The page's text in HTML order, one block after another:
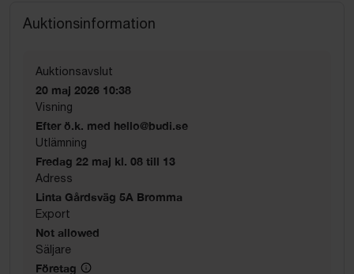
Auktionsinformation
Auktionsavslut
20 maj 2026 10:38
Visning
Efter ö.k. med hello@budi.se
Utlämning
Fredag 22 maj kl. 08 till 13
Adress
Linta Gårdsväg 5A Bromma
Export
Not allowed
Säljare
Företag